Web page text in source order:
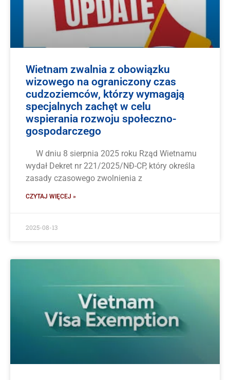
Wietnam zwalnia z obowiązku
wizowego na ograniczony czas
cudzoziemców, którzy wymagają
specjalnych zachęt w celu
wspierania rozwoju społeczno-
gospodarczego
W dniu 8 sierpnia 2025 roku Rząd Wietnamu
wydał Dekret nr 221/2025/NĐ-CP, który określa
zasady czasowego zwolnienia z
CZYTAJ WIĘCEJ »
2025-08-13